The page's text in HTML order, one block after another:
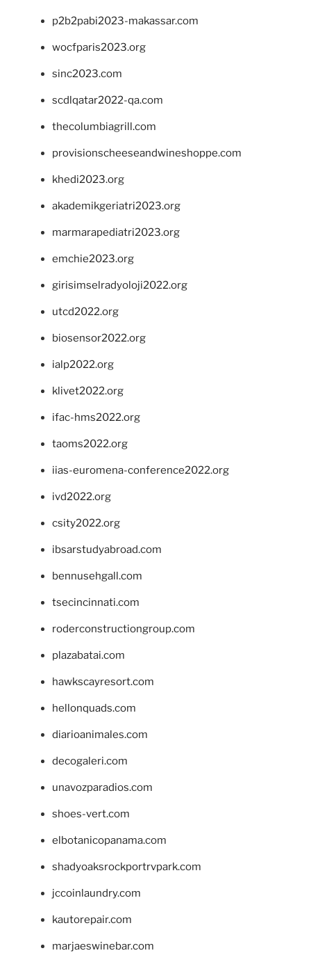
p2b2pabi2023-makassar.com
wocfparis2023.org
sinc2023.com
scdlqatar2022-qa.com
thecolumbiagrill.com
provisionscheeseandwineshoppe.com
khedi2023.org
akademikgeriatri2023.org
marmarapediatri2023.org
emchie2023.org
girisimselradyoloji2022.org
utcd2022.org
biosensor2022.org
ialp2022.org
klivet2022.org
ifac-hms2022.org
taoms2022.org
iias-euromena-conference2022.org
ivd2022.org
csity2022.org
ibsarstudyabroad.com
bennusehgall.com
tsecincinnati.com
roderconstructiongroup.com
plazabatai.com
hawkscayresort.com
hellonquads.com
diarioanimales.com
decogaleri.com
unavozparadios.com
shoes-vert.com
elbotanicopanama.com
shadyoaksrockportrvpark.com
jccoinlaundry.com
kautorepair.com
marjaeswinebar.com